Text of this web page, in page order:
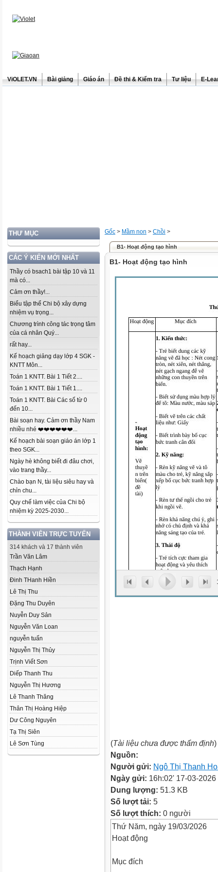
ViOLET.VN Bài giảng Giáo án Đề thi & Kiểm tra Tư liệu E-
THƯ MỤC
CÁC Ý KIẾN MỚI NHẤT
Thầy có bsach1 bài tập 10 và 11
mà có...
Cảm ơn thầy!...
Biểu tập thể Chi bộ xây dựng
nhiệm vụ trọng...
Chương trình công tác trọng tâm
của cá nhân Quý...
rất hay...
Kế hoạch giảng dạy lớp 4 SGK -
KNTT Môn...
Toán 1 KNTT. Bài 1 Tiết 2....
Toán 1 KNTT. Bài 1 Tiết 1....
Toán 1 KNTT. Bài Các số từ 0
đến 10...
Bài soạn hay. Cảm ơn thầy Nam
nhiều nhé ❤️❤️❤️❤️❤️❤️...
Kế hoạch bài soạn giáo án lớp 1
theo SGK...
Ngày hè không biết đi đâu chơi,
vào trang thầy...
Chào bạn N, tài liệu siêu hay và
chỉn chu...
Quy chế làm việc của Chi bộ
nhiệm kỳ 2025-2030...
THÀNH VIÊN TRỰC TUYẾN
314 khách và 17 thành viên
Trần Văn Lâm
Thạch Hạnh
Đinh THanh Hiền
Lê Thị Thu
Đặng Thu Duyên
Nuyễn Duy Sản
Nguyễn Văn Loan
nguyễn tuấn
Nguyễn Thị Thủy
Trịnh Viết Sơn
Diếp Thanh Thu
Nguyễn Thị Hương
Lê Thanh Thăng
Thân Thị Hoàng Hiệp
Dư Công Nguyên
Tạ Thị Siên
Lê Sơn Tùng
Gốc > Mầm non > Chồi >
B1- Hoạt động tạo hình
B1- Hoạt động tạo hình
(Tài liệu chưa được thẩm định)
Nguồn:
Người gửi: Ngô Thị Thanh
Ngày gửi: 16h:02' 17-03-2026
Dung lượng: 51.3 KB
Số lượt tải: 5
Số lượt thích: 0 người
Thứ Năm, ngày 19/03/2026
Hoạt động
Mục đích